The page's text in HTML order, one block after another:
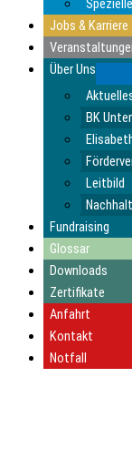
Jobs & Karriere
Über Uns
BK
Leitbild
Fundraising
Glossar
Downloads
Zertifikate
Anfahrt
Kontakt
Notfall